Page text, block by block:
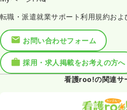
転職・派遣就業サポート利用規約お
お問い合わせフォーム
採用・求人掲載をお考えの方へ
看護roo!の関連サ